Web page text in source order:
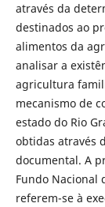
através da
destinados ao
alimentos da
analisar a
agricultura
mecanismo de
estado do Rio
obtidas através
documental. A
Fundo Nacional
referem-se à